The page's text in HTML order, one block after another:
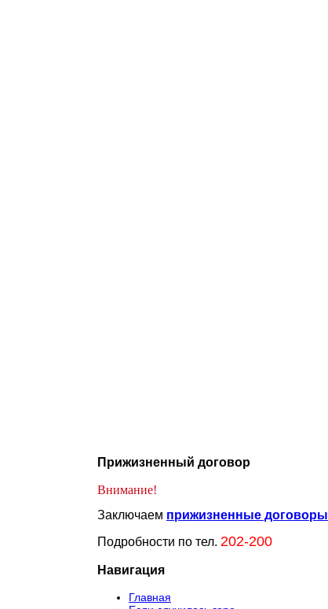
Прижизненный договор
Внимание!
Заключаем прижизненные договоры
Подробности по тел. 202-200
Навигация
Главная